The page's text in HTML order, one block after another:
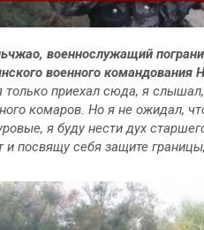
военнослужащий
военного командования
только приехал сюда, я
комаров. Но я не ожидал,
я буду нести дух
и посвящу себя защите